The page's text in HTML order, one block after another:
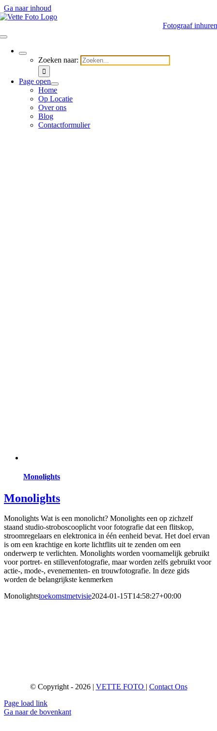
Ga naar inhoud
Fotograaf inhuren
Zoeken naar:
Page open
Home
Op Locatie
Over ons
Blog
Contactformulier
Monolights
Monolights
Monolights Wat is een monolicht? Monolights een op zichzelf
staand studio-stroboscooplicht voor fotografie dat een flitskop,
stroomregelaars en elektronica in één eenheid bevat. Het doel ervan
is om een krachtige en korte lichtflits uit te zenden om een
onderwerp te verlichten. Monolights worden voornamelijk gebruikt
voor portret- en stillevenfotografie, maar worden zelfs gebruikt voor
actie-, mode-, evenementen- en trouwfotografie. In deze gids
worden de belangrijkste kenmerken
Monolightstoekomstmetvisie2024-01-15T14:58:27+00:00
© Copyright - 2026 | VETTE FOTO | Contact Ons
Page load link
Ga naar de bovenkant